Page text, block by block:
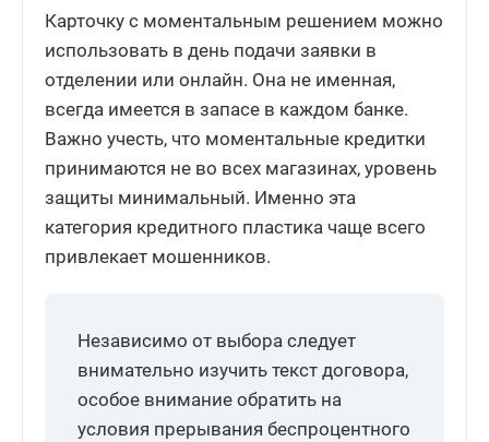
Карточку с моментальным решением можно
использовать в день подачи заявки в
отделении или онлайн. Она не именная,
всегда имеется в запасе в каждом банке.
Важно учесть, что моментальные кредитки
принимаются не во всех магазинах, уровень
защиты минимальный. Именно эта
категория кредитного пластика чаще всего
привлекает мошенников.
Независимо от выбора следует
внимательно изучить текст договора,
особое внимание обратить на
условия прерывания беспроцентного